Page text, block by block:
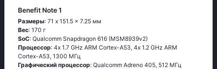
Benefit Note 1
Размеры: 71 x 151.5 x 7.25 мм
Вес: 170 г
SoC: Quаlсоmm Snарdrаgоn 616 (МSМ8939v2)
Процессор: 4х 1.7 GНz АRМ Соrtех-А53, 4х 1.2 GНz АRМ
Соrtех-А53, 1300 МГц
Графический процессор: Qualcomm Adreno 405, 512 МГц